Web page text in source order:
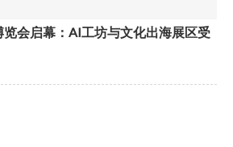
会启幕：AI工坊与文化出海展区受